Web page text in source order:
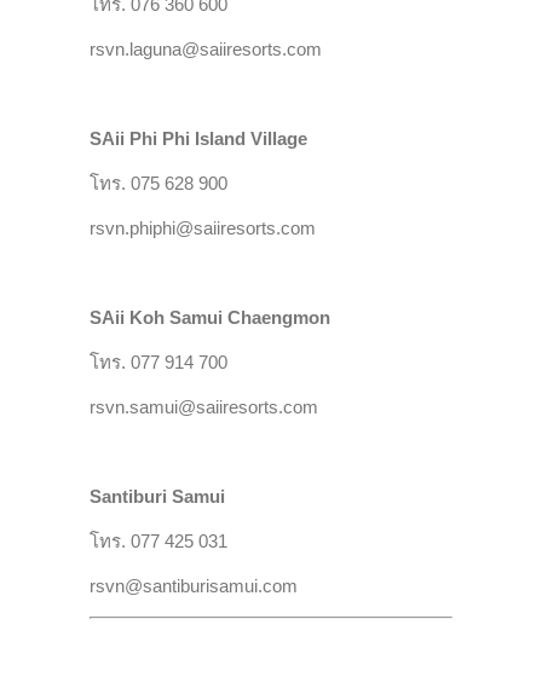
โทร. 076 360 600
rsvn.laguna@saiiresorts.com
SAii Phi Phi Island Village
โทร. 075 628 900
rsvn.phiphi@saiiresorts.com
SAii Koh Samui Chaengmon
โทร. 077 914 700
rsvn.samui@saiiresorts.com
Santiburi Samui
โทร. 077 425 031
rsvn@santiburisamui.com